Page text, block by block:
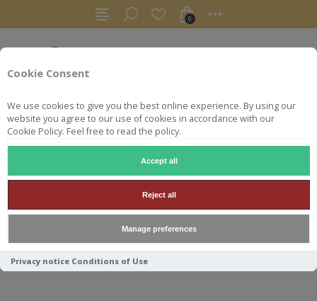
Cookie Consent
We use cookies to give you the best online experience. By using our
website you agree to our use of cookies in accordance with our
Cookie Policy. Feel free to read the policy.
Accept all
Reject all
Manage preferences
Privacy notice Conditions of Use
0
RHUM JM BLANC CONFRERIE
DU RHUM 58.2° 70CL